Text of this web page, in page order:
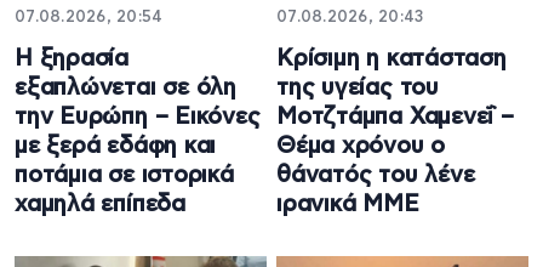
07.08.2026, 20:54
Η ξηρασία
εξαπλώνεται σε όλη
την Ευρώπη – Εικόνες
με ξερά εδάφη και
ποτάμια σε ιστορικά
χαμηλά επίπεδα
07.08.2026, 20:43
Κρίσιμη η κατάσταση
της υγείας του
Μοτζτάμπα Χαμενεΐ –
Θέμα χρόνου ο
θάνατός του λένε
ιρανικά ΜΜΕ